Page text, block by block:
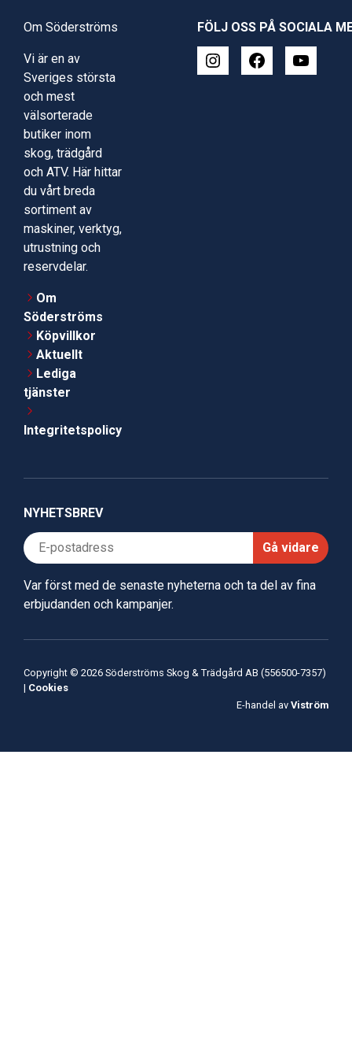
Om Söderströms
Vi är en av
Sveriges största
och mest
välsorterade
butiker inom
skog, trädgård
och ATV. Här hittar
du vårt breda
sortiment av
maskiner, verktyg,
utrustning och
reservdelar.
Om
Söderströms
Köpvillkor
Aktuellt
Lediga
tjänster
Integritetspolicy
FÖLJ OSS PÅ SOCIALA
NYHETSBREV
Gå vidare
Var först med de senaste nyheterna och ta del av fina
erbjudanden och kampanjer.
Copyright © 2026 Söderströms Skog & Trädgård AB (556500-7357)
| Cookies
E-handel av Viström